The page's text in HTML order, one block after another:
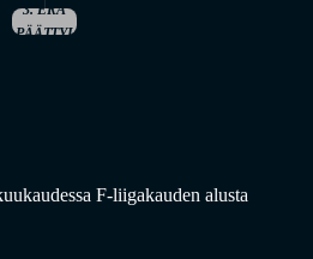
3. ERÄ
PÄÄTTYI
F-liigakauden alusta